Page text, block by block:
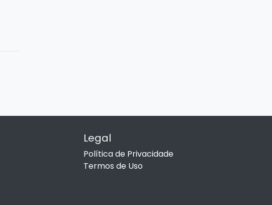
Legal
Política de Privacidade
Termos de Uso